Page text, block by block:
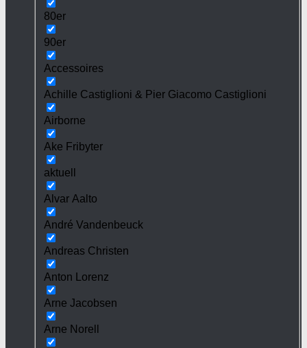
80er
90er
Accessoires
Achille Castiglioni & Pier Giacomo Castiglioni
Airborne
Ake Fribyter
aktuell
Alvar Aalto
André Vandenbeuck
Andreas Christen
Anton Lorenz
Arne Jacobsen
Arne Norell